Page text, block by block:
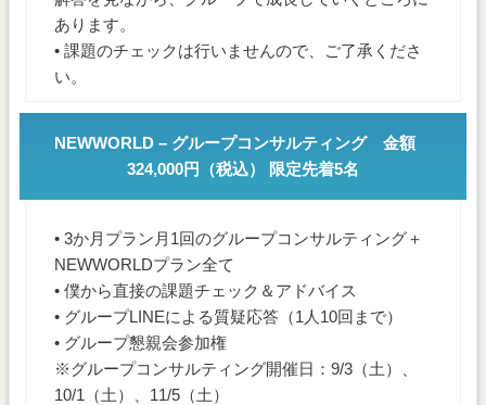
あります。
• 課題のチェックは行いませんので、ご了承くださ
い。
NEWWORLD – グループコンサルティング 金額
324,000円（税込） 限定先着5名
• 3か月プラン月1回のグループコンサルティング＋
NEWWORLDプラン全て
• 僕から直接の課題チェック＆アドバイス
• グループLINEによる質疑応答（1人10回まで）
• グループ懇親会参加権
※グループコンサルティング開催日：9/3（土）、
10/1（土）、11/5（土）